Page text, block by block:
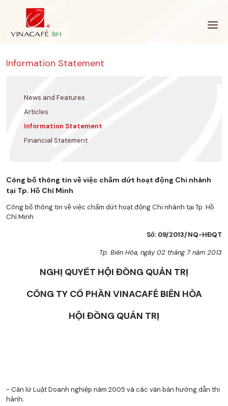
Information Statement
News and Features
Articles
Information Statement
Financial Statement
Công bố thông tin về việc chấm dứt hoạt động Chi nhánh
tại Tp. Hồ Chí Minh
Công bố thông tin về việc chấm dứt hoạt động Chi nhánh tại Tp. Hồ
Chí Minh
Số: 09/2013/NQ-HĐQT
Tp. Biên Hòa, ngày 02 tháng 7 năm 2013
NGHỊ QUYẾT HỘI ĐỒNG QUẢN TRỊ
CÔNG TY CỔ PHẦN VINACAFÉ BIÊN HÒA
HỘI ĐỒNG QUẢN TRỊ
- Căn lứ Luật Doanh nghiệp năm 2005 và các văn bản hướng dẫn thi
hành;